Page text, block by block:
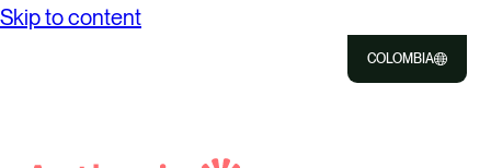
Skip to content
COLOMBIA